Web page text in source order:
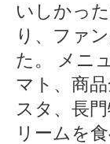
いしかっ
り、ファ
た。 メニ
マト、商
スタ、長
リームを